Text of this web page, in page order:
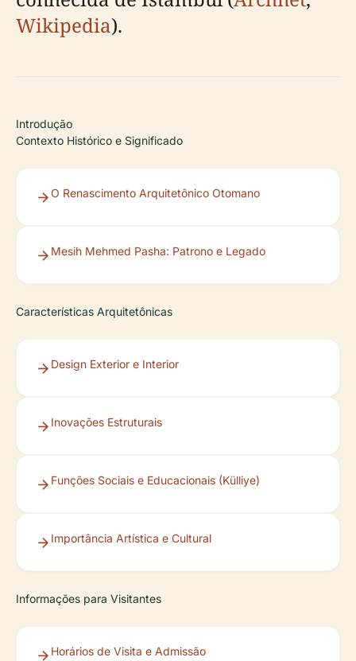
Wikipedia).
Introdução
Contexto Histórico e Significado
O Renascimento Arquitetônico Otomano
Mesih Mehmed Pasha: Patrono e Legado
Características Arquitetônicas
Design Exterior e Interior
Inovações Estruturais
Funções Sociais e Educacionais (Külliye)
Importância Artística e Cultural
Informações para Visitantes
Horários de Visita e Admissão